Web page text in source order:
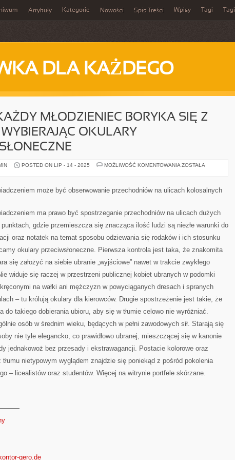
Artykuły Kategorie Nowości Spis Treści Wpisy Tagi Tagi
DLA KAŻDEGO
MŁODZIENIEC BORYKA SIĘ Z
WYBIERAJĄC OKULARY
POSTED ON LIP - 14 - 2025 MOŻLIWOŚĆ KOMENTOWANIA PRAWIE
SIĘ
Z
OKULARY
PRZECIWSŁONECZNE
ZOSTAŁA
może być obserwowanie przechodniów na ulicach kolosalnych
ma prawo być spostrzeganie przechodniów na ulicach dużych
gdzie przemieszcza się znacząca ilość ludzi są niezłe warunki do
oraz notatek na temat sposobu odziewania się rodaków i ich stosunku
okulary przeciwsłoneczne. Pierwsza kontrola jest taka, że znakomita
się założyć na siebie ubranie „wyjściowe” nawet w trakcie zwykłego
widuje się raczej w przestrzeni publicznej kobiet ubranych w podomki
na wałki ani mężczyzn w powyciąganych dresach i spranych
– tu królują okulary dla kierowców. Drugie spostrzeżenie jest takie, że
do takiego dobierania ubioru, aby się w tłumie celowo nie wyróżniać.
osób w średnim wieku, będących w pełni zawodowych sił. Starają się
nie tyle elegancko, co prawidłowo ubranej, mieszczącej się w kanonie
jednakowoż bez przesady i ekstrawagancji. Postacie kolorowe oraz
nietypowym wyglądem znajdzie się poniekąd z pośród pokolenia
– licealistów oraz studentów. Więcej na witrynie portfele skórzane.
gero.de